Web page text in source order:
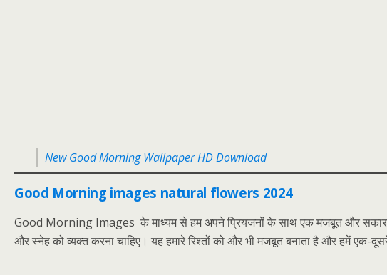
New Good Morning Wallpaper HD Download
Good Morning images natural flowers 2024
Good Morning Images के माध्यम से हम अपने प्रियजनों के साथ एक मजबूत और
और स्नेह को व्यक्त करना चाहिए। यह हमारे रिश्तों को और भी मजबूत बनाता है और हमें एक-